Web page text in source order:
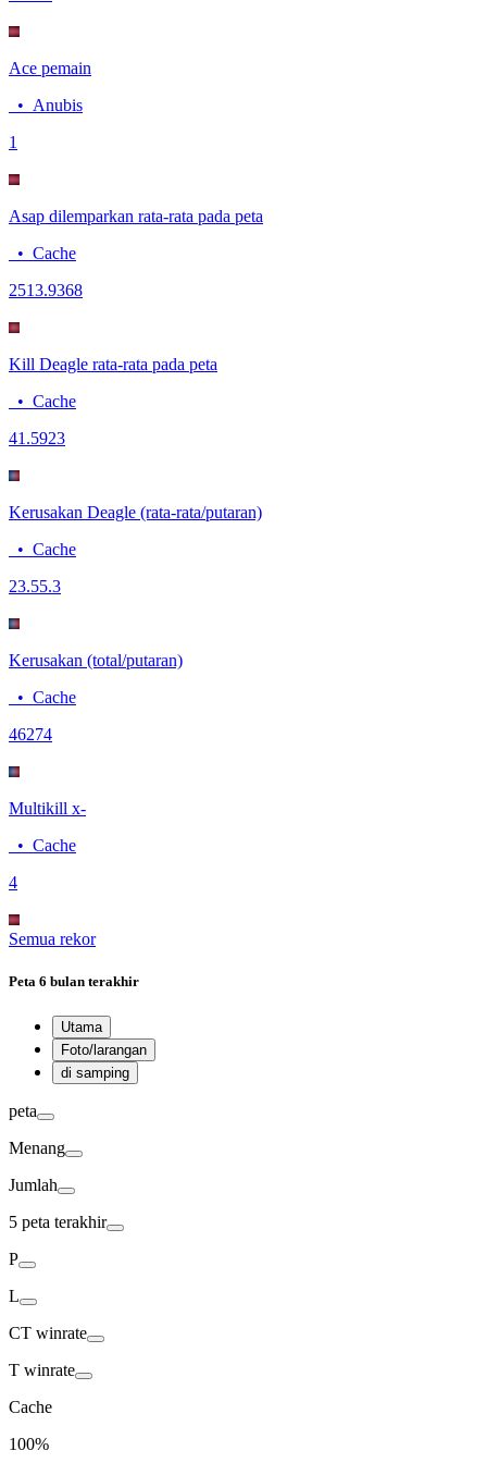
Ace pemain
• Anubis
1
Asap dilemparkan rata-rata pada peta
• Cache
2513.9368
Kill Deagle rata-rata pada peta
• Cache
41.5923
Kerusakan Deagle (rata-rata/putaran)
• Cache
23.55.3
Kerusakan (total/putaran)
• Cache
46274
Multikill x-
• Cache
4
Semua rekor
Peta 6 bulan terakhir
Utama
Foto/larangan
di samping
peta
Menang
Jumlah
5 peta terakhir
P
L
CT winrate
T winrate
Cache
100%